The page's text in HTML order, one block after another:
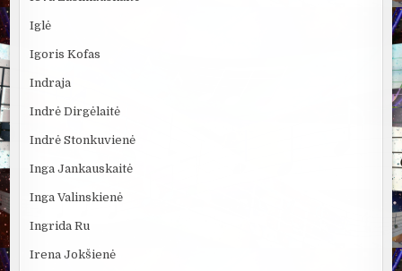
Iglė
Igoris Kofas
Indraja
Indrė Dirgėlaitė
Indrė Stonkuvienė
Inga Jankauskaitė
Inga Valinskienė
Ingrida Ru
Irena Jokšienė